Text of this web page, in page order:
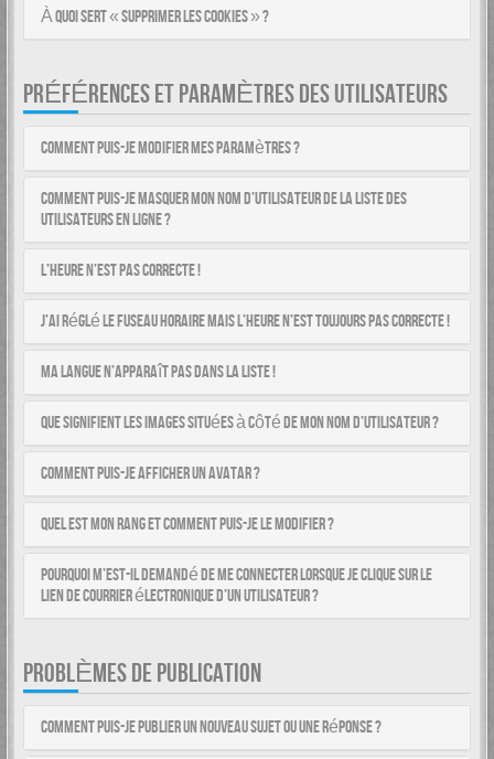
À quoi sert « Supprimer les cookies » ?
PRÉFÉRENCES ET PARAMÈTRES DES UTILISATEURS
Comment puis-je modifier mes paramètres ?
Comment puis-je masquer mon nom d’utilisateur de la liste des
utilisateurs en ligne ?
L’heure n’est pas correcte !
J’ai réglé le fuseau horaire mais l’heure n’est toujours pas correcte !
Ma langue n’apparaît pas dans la liste !
Que signifient les images situées à côté de mon nom d’utilisateur ?
Comment puis-je afficher un avatar ?
Quel est mon rang et comment puis-je le modifier ?
Pourquoi m’est-il demandé de me connecter lorsque je clique sur le
lien de courrier électronique d’un utilisateur ?
PROBLÈMES DE PUBLICATION
Comment puis-je publier un nouveau sujet ou une réponse ?